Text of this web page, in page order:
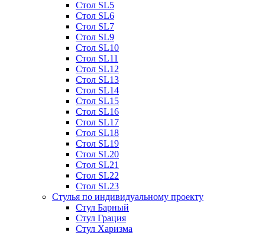
Стол SL5
Стол SL6
Стол SL7
Стол SL9
Стол SL10
Стол SL11
Стол SL12
Стол SL13
Стол SL14
Стол SL15
Стол SL16
Стол SL17
Стол SL18
Стол SL19
Стол SL20
Стол SL21
Стол SL22
Стол SL23
Стулья по индивидуальному проекту
Стул Барный
Стул Грация
Стул Харизма